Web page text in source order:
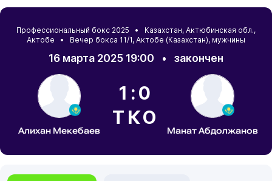
Профессиональный бокс 2025 • Казахстан, Актюбинская обл.,
Актобе • Вечер бокса 11/1, Актобе (Казахстан), мужчины
16 марта 2025 19:00 • закончен
Алихан Мекебаев
1:0
ТКО
Манат Абдолжанов